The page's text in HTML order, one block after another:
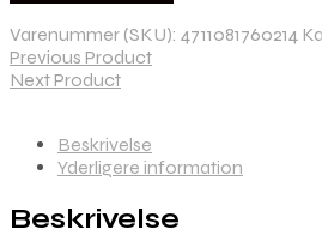
Varenummer (SKU): 4711081760214
Previous Product
Next Product
Beskrivelse
Yderligere information
Beskrivelse